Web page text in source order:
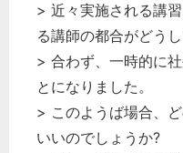
> 近々実施される講
る講師の都合がどう
> 合わず、一時的に
とになりました。
> このようば場合、
いいのでしょうか?